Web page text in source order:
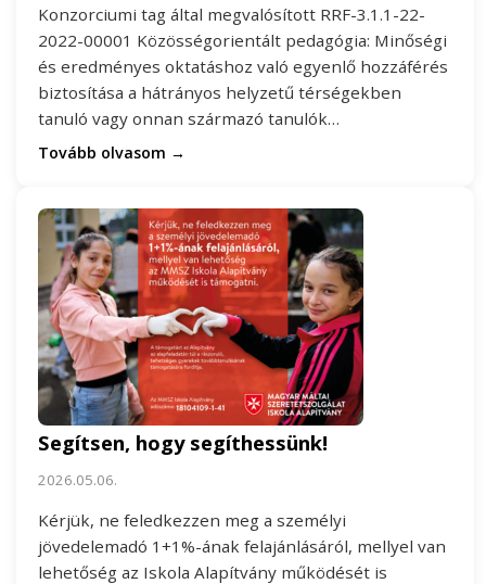
Konzorciumi tag által megvalósított RRF-3.1.1-22-
2022-00001 Közösségorientált pedagógia: Minőségi
és eredményes oktatáshoz való egyenlő hozzáférés
biztosítása a hátrányos helyzetű térségekben
tanuló vagy onnan származó tanulók…
Tovább olvasom →
Segítsen, hogy segíthessünk!
2026.05.06.
Kérjük, ne feledkezzen meg a személyi
jövedelemadó 1+1%-ának felajánlásáról, mellyel van
lehetőség az Iskola Alapítvány működését is